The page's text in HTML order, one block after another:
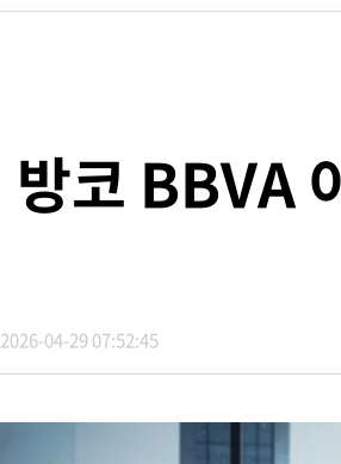
방코 BBVA
2026-04-29 07:52:45